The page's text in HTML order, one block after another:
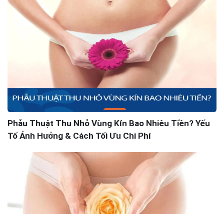
Phẫu Thuật Thu Nhỏ Vùng Kín Bao Nhiêu Tiền? Yếu
Tố Ảnh Hưởng & Cách Tối Ưu Chi Phí